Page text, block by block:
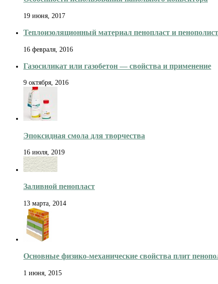
19 июня, 2017
Теплоизоляционный материал пенопласт и
16 февраля, 2016
Газосиликат или газобетон — свойства и применение
9 октября, 2016
Эпоксидная смола для творчества
16 июля, 2019
Заливной пенопласт
13 марта, 2014
Основные физико-механические свойства плит
1 июня, 2015